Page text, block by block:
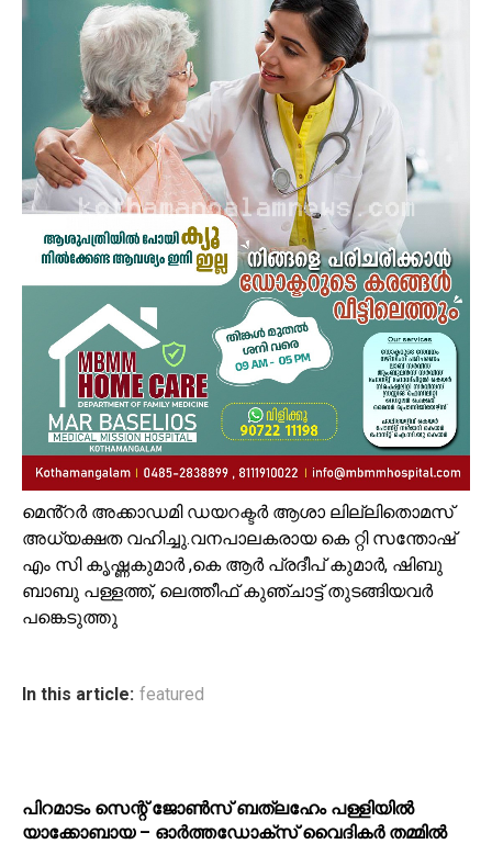
മെൻ്റർ അക്കാഡമി ഡയറക്ടർ ആശാ ലില്ലിതൊമസ്
അധ്യക്ഷത വഹിച്ചു.വനപാലകരായ കെ റ്റി സന്തോഷ്
എം സി കൃഷ്ണകുമാർ ,കെ ആർ പ്രദീപ് കുമാർ, ഷിബു
ബാബു പള്ളത്ത്, ലെത്തീഫ് കുഞ്ചാട്ട് തുടങ്ങിയവർ
പങ്കെടുത്തു
In this article: featured
പിറമാടം സെന്റ് ജോണ്‍സ് ബത്ലഹേം പള്ളിയില്‍
യാക്കോബായ – ഓര്‍ത്തഡോക്‌സ് വൈദികര്‍ തമ്മില്‍